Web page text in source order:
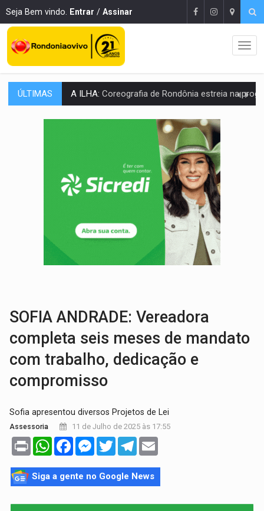
Seja Bem vindo. Entrar / Assinar
ÚLTIMAS ELEIÇÕES 2026:Sgt. Mouza esclarece 'erro de digitação' em declaração de
JUDICIÁRIO:Sinjur parabeniza servidores pelo adicional de incentivo com
AVISO DE LICITAÇÃO: Pregão Eletrônico Nº 12/
Polícia apreende mais de uma tonelada de drogas em fundo
EMOCIONE:PRESENTES: Confira os sorteados na promoção
Idoso é filmado furtando bicicleta na frente
JUSTIÇA:Comarca de Nova Mamoré terá seu primeiro
ADAILTON FÚRIA:Assessoria denuncia suposto ataque com perfis
SOFIA ANDRADE: Vereadora
completa seis meses de mandato
com trabalho, dedicação e
compromisso
Sofia apresentou diversos Projetos de Lei
Assessoria 11 de Julho de 2025 às 17:55
Print WhatsAppFacebookMessenger
TwitterTelegram
Siga a gente no Google News